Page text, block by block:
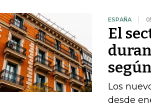
ESPAÑA
El
Los
desde